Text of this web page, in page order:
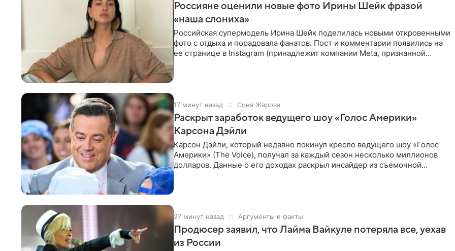
Россияне оценили новые фото Ирины Шейк фразой
«наша слониха»
Российская супермодель Ирина Шейк поделилась новыми откровенными
фото с отдыха и порадовала фанатов. Пост и комментарии появились на
ее странице в Instagram (принадлежит компании Meta, признанной
17 минут назад Соня Жарова
Раскрыт заработок ведущего шоу «Голос Америки»
Карсона Дэйли
Карсон Дэйли, который недавно покинул кресло ведущего шоу «Голос
Америки» (The Voice), получал за каждый сезон несколько миллионов
долларов. Данные о его доходах раскрыл инсайдер из съемочной
27 минут назад Аргументы и факты
Продюсер заявил, что Лайма Вайкуле потеряла все, уехав
из России